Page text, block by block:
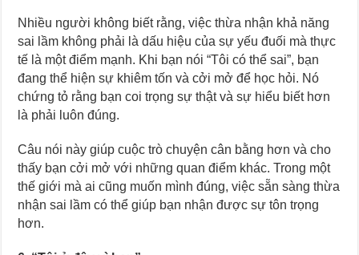
Nhiều người không biết rằng, việc thừa nhận khả năng
sai lầm không phải là dấu hiệu của sự yếu đuối mà thực
tế là một điểm mạnh. Khi bạn nói “Tôi có thể sai”, bạn
đang thể hiện sự khiêm tốn và cởi mở để học hỏi. Nó
chứng tỏ rằng bạn coi trọng sự thật và sự hiểu biết hơn
là phải luôn đúng.
Câu nói này giúp cuộc trò chuyện cân bằng hơn và cho
thấy bạn cởi mở với những quan điểm khác. Trong một
thế giới mà ai cũng muốn mình đúng, việc sẵn sàng thừa
nhận sai lầm có thể giúp bạn nhận được sự tôn trọng
hơn.